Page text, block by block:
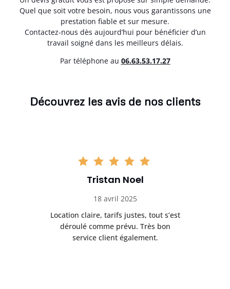
Quel que soit votre besoin, nous vous garantissons une
prestation fiable et sur mesure.
Contactez-nous dès aujourd’hui pour bénéficier d’un
travail soigné dans les meilleurs délais.
Par téléphone au 06.63.53.17.27
Découvrez les avis de nos clients
Tristan Noel
18 avril 2025
Location claire, tarifs justes, tout s’est
déroulé comme prévu. Très bon
service client également.